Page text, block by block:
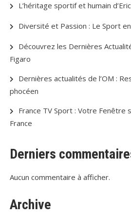
L’héritage sportif et humain
Diversité et Passion : Le Sport
Découvrez les Dernières
Figaro
Dernières actualités de l’OM :
phocéen
France TV Sport : Votre Fenêtre
France
Derniers
Aucun commentaire à afficher.
Archive